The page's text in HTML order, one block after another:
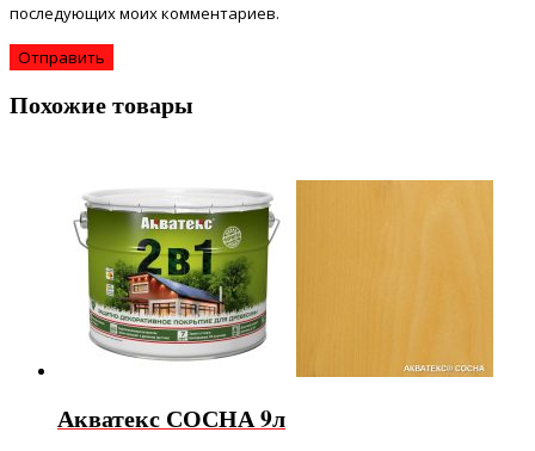
последующих моих комментариев.
Похожие товары
Акватекс СОСНА 9л